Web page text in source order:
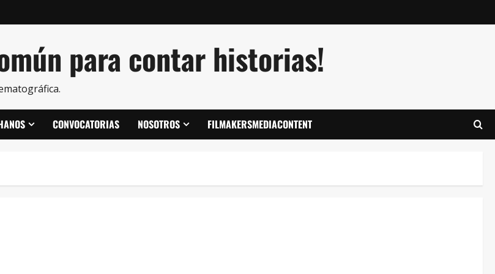
para contar historias!
CONVOCATORIAS NOSOTROS FILMAKERSMEDIACONTENT